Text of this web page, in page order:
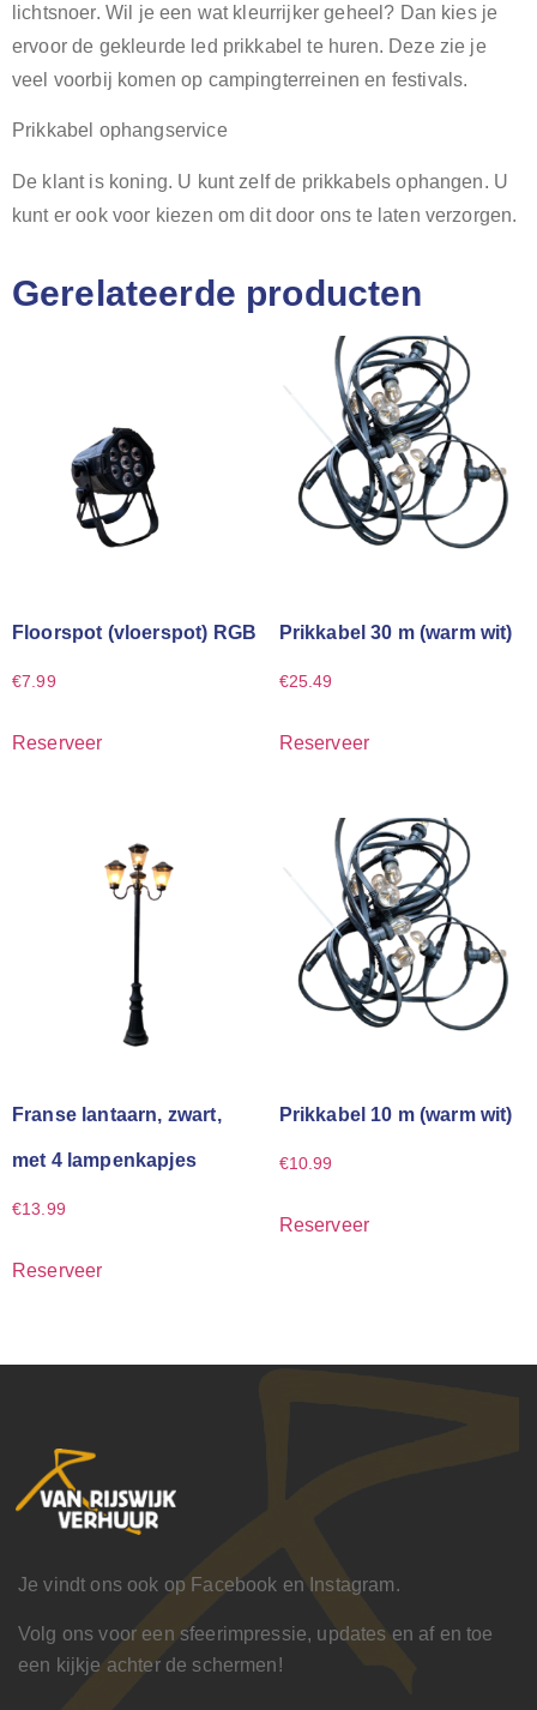
lichtsnoer. Wil je een wat kleurrijker geheel? Dan kies je
ervoor de gekleurde led prikkabel te huren. Deze zie je
veel voorbij komen op campingterreinen en festivals.
Prikkabel ophangservice
De klant is koning. U kunt zelf de prikkabels ophangen. U
kunt er ook voor kiezen om dit door ons te laten verzorgen.
Gerelateerde producten
Floorspot (vloerspot) RGB
€7.99
Reserveer
Prikkabel 30 m (warm wit)
€25.49
Reserveer
Franse lantaarn, zwart,
met 4 lampenkapjes
€13.99
Reserveer
Prikkabel 10 m (warm wit)
€10.99
Reserveer
Je vindt ons ook op Facebook en Instagram.
Volg ons voor een sfeerimpressie, updates en af en toe
een kijkje achter de schermen!